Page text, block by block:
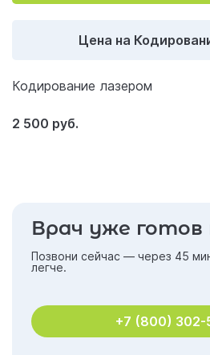
Цена на
Кодирование лазером
2 500 руб.
Врач уже готов
Позвони сейчас — через 45
легче.
+7 (800) 302-